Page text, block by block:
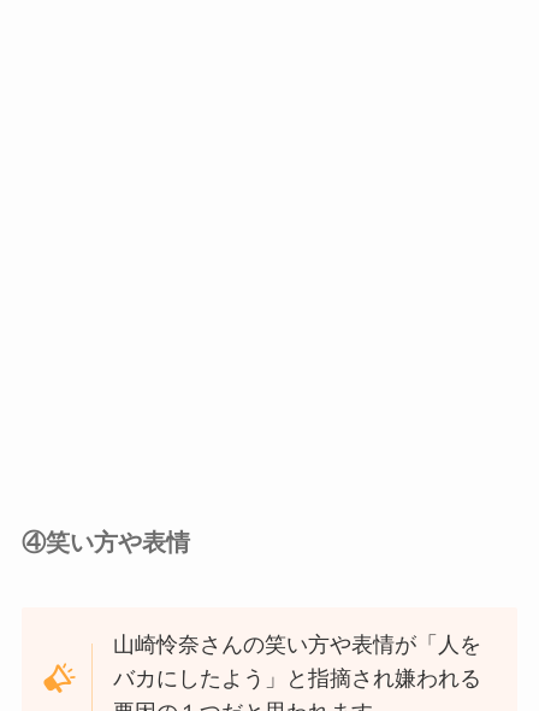
④笑い方や表情
山崎怜奈さんの笑い方や表情が「人を
バカにしたよう」と指摘され嫌われる